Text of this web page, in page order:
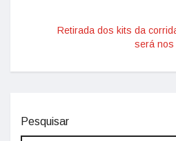
Retirada dos kits da
será nos
Pesquisar